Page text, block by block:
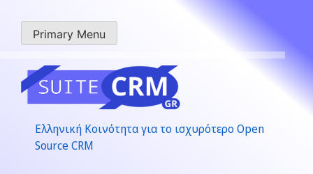
Primary Menu
Ελληνική Κοινότητα για το ισχυρότερο Open
Source CRM